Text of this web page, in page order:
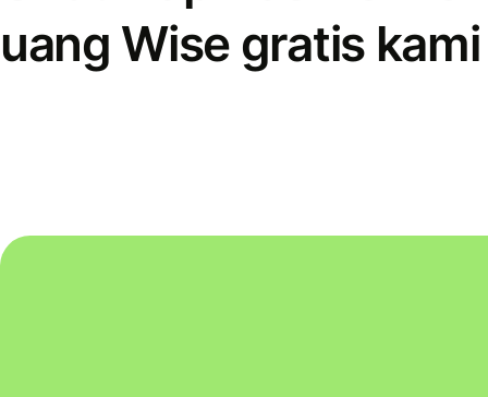
uang Wise gratis kami